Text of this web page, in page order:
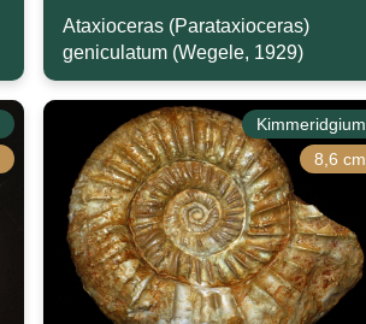
Ataxioceras (Parataxioceras)
geniculatum (Wegele, 1929)
Kimmeridgium
8,6 cm